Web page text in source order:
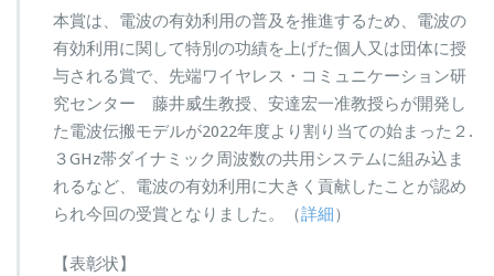
本賞は、電波の有効利用の普及を推進するため、電波の
有効利用に関して特別の功績を上げた個人又は団体に授
与される賞で、先端ワイヤレス・コミュニケーション研
究センター 藤井威生教授、安達宏一准教授らが開発し
た電波伝搬モデルが2022年度より割り当ての始まった２.
３GHz帯ダイナミック周波数の共用システムに組み込ま
れるなど、電波の有効利用に大きく貢献したことが認め
られ今回の受賞となりました。（詳細）
【表彰状】